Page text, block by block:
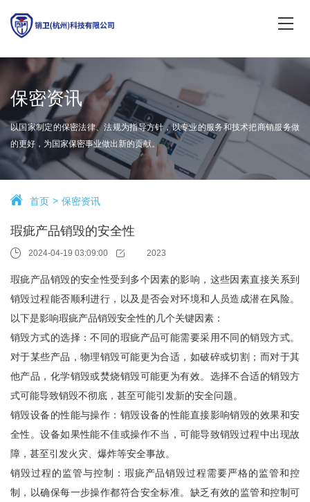
保密资讯
以国家制定的保密法律、法规为指导方针，以专业的服务和技术把商销服务做
的更好，为国家保密事业做出新的贡献。
首页 保密资讯
瑕疵产品销毁的安全性
2024-04-19 03:09:00 2023
瑕疵产品销毁的安全性受到多个因素的影响，这些因素直接关系到
销毁过程能否顺利进行，以及是否会对环境和人员造成潜在风险。
以下是影响瑕疵产品销毁安全性的几个关键因素：
销毁方式的选择：不同的瑕疵产品可能需要采用不同的销毁方式。
对于某些产品，物理销毁可能更为合适，如破碎或切割；而对于其
他产品，化学销毁或焚烧销毁可能更为有效。选择不合适的销毁方
式可能导致销毁不彻底，甚至可能引发新的安全问题。
销毁设备的性能与操作：销毁设备的性能直接影响销毁的效果和安
全性。设备如果性能不佳或操作不当，可能导致销毁过程中出现故
障，甚至引发火灾、爆炸等安全事故。
销毁过程的监管与控制：瑕疵产品销毁过程需要严格的监管和控
制，以确保每一步操作都符合安全标准。缺乏有效的监管和控制可